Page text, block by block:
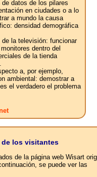
datos de los pilares
en ciudades o a lo
a mundo la causa
densidad demográfica
la televisión: funcionar
dentro del
de la tienda
a, por ejemplo,
ambiental: demostrar a
el verdadero el problema
de los visitantes
​​de la página web Wisart
se puede ver las